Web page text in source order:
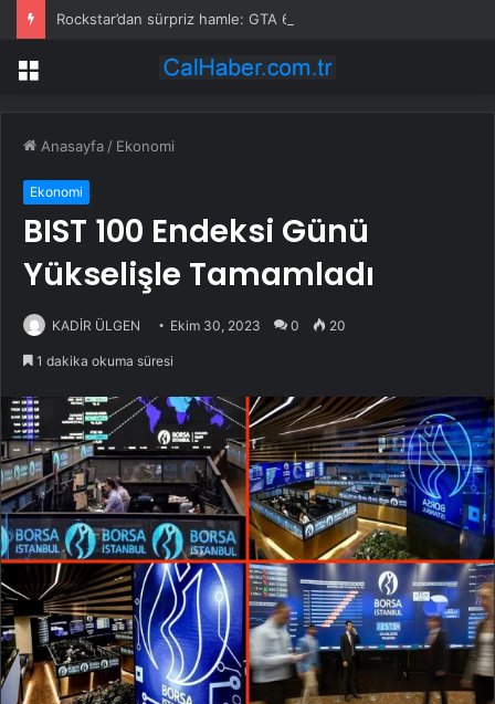
Menü
Anasayfa / Ekonomi
Ekonomi
BIST 100 Endeksi Günü
Yükselişle Tamamladı
KADİR ÜLGEN Ekim 30, 2023 0 20
1 dakika okuma süresi